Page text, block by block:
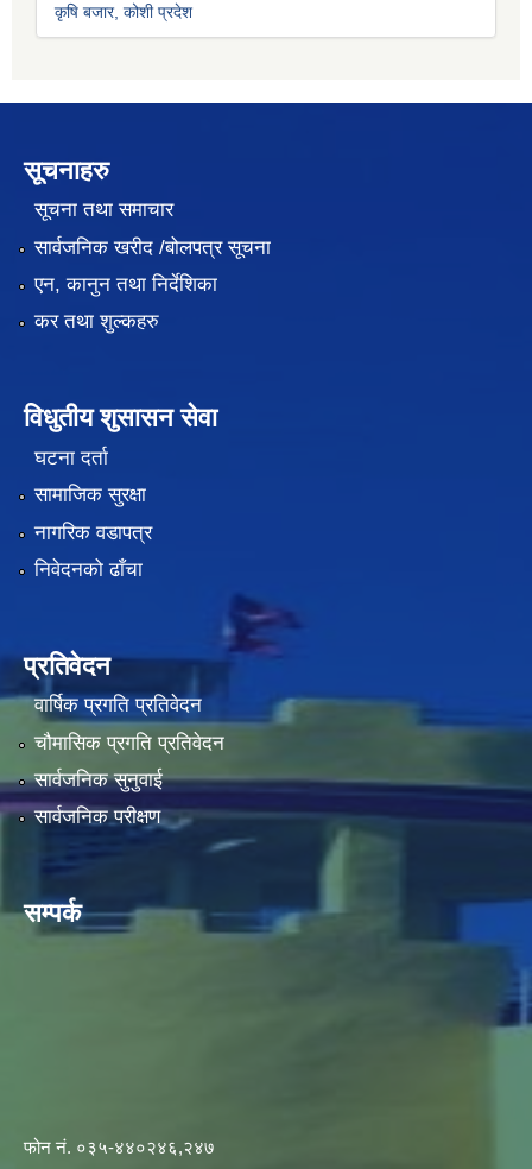
कृषि बजार, कोशी प्रदेश
सूचनाहरु
सूचना तथा समाचार
सार्वजनिक खरीद /बोलपत्र सूचना
एन, कानुन तथा निर्देशिका
कर तथा शुल्कहरु
विधुतीय शुसासन सेवा
घटना दर्ता
सामाजिक सुरक्षा
नागरिक वडापत्र
निवेदनको ढाँचा
प्रतिवेदन
वार्षिक प्रगति प्रतिवेदन
चौमासिक प्रगति प्रतिवेदन
सार्वजनिक सुनुवाई
सार्वजनिक परीक्षण
सम्पर्क
फोन नं. ०३५-४४०२४६,२४७